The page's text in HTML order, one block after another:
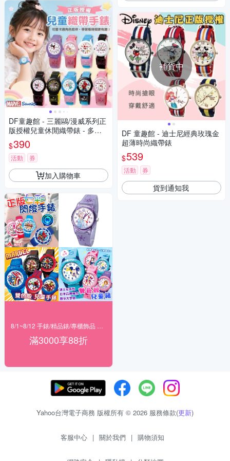
DF童趣館 - 三麗鷗/漫威系列正
版授權兒童休閒織帶錶 - 多款
可選
$390
活動 券
加入購物車
滿3000享88折
補貨中
DF 童趣館 - 迪士尼經典玫瑰金
超薄時尚織帶錶
$539
活動 券
貨到通知我
Yahoo台灣電子商務 版權所有 © 2026 服務條款(更新)
客服中心 | 關於我們 | 購物須知